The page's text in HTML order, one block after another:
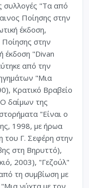
συλλογές "Τα από
Ποίησης στην
έκδοση,
στην
έκδοση "Divan
από την
"Μια
Κρατικό Βραβείο
δαίμων της
"Είναι ο
1998, με ήρωα
του Γ. Σεφέρη στην
στη Βηρυττό),
2003), "Γεζούλ"
τη συμβίωση με
νύχτα με τον